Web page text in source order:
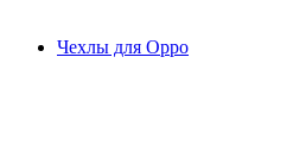
Чехлы для Oppo